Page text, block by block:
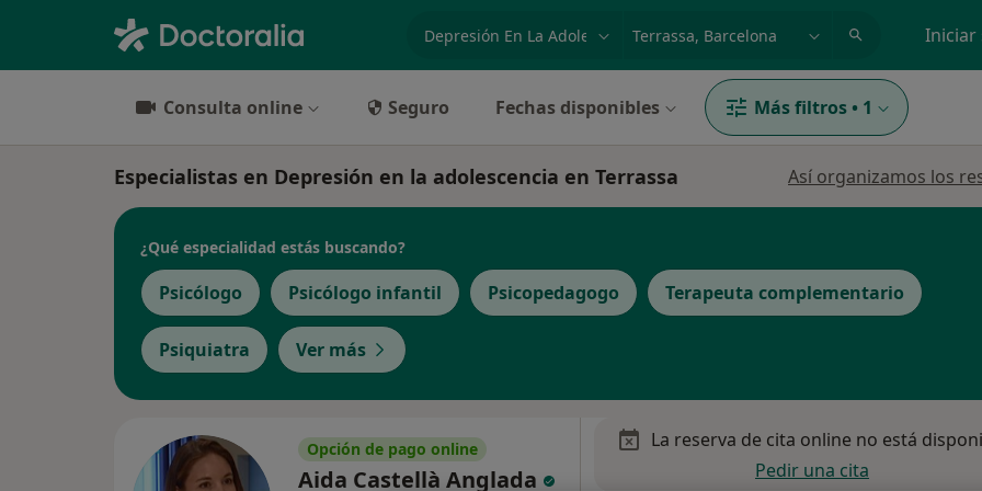
especialidad, enfermedad o nombre Iniciar
Consulta online Seguro Fechas disponibles Más filtros • 1
Especialistas en Depresión en la adolescencia en Terrassa Así organizamos los
¿Qué especialidad estás buscando?
Psicólogo Psicólogo infantil Psicopedagogo Terapeuta complementario
Psiquiatra Ver más
Opción de pago online
Aida Castellà Anglada
La reserva de cita online no está
Pedir una cita